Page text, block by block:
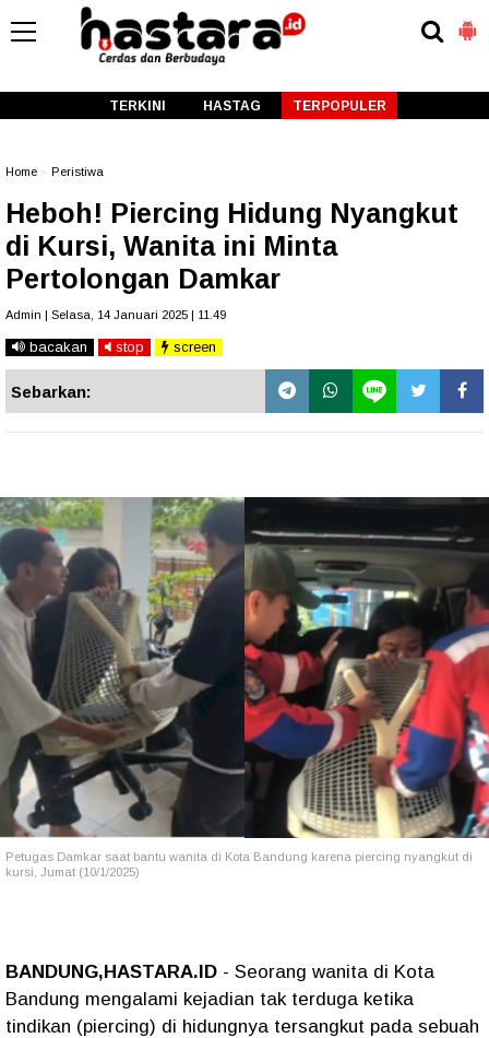
TERKINI HASTAG TERPOPULER
Home Peristiwa
Heboh! Piercing Hidung Nyangkut
di Kursi, Wanita ini Minta
Pertolongan Damkar
Admin | Selasa, 14 Januari 2025 | 11.49
bacakan stop screen
Sebarkan:
Petugas Damkar saat bantu wanita di Kota Bandung karena piercing nyangkut di
kursi, Jumat (10/1/2025)
BANDUNG,HASTARA.ID - Seorang wanita di Kota
Bandung mengalami kejadian tak terduga ketika
tindikan (piercing) di hidungnya tersangkut pada sebuah